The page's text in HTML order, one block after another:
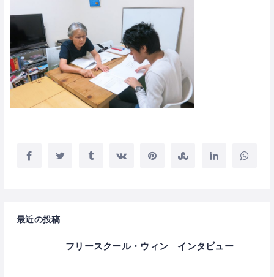
最近の投稿
フリースクール・ウィン インタビュー